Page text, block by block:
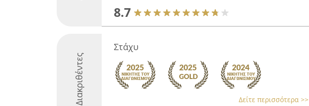
8.7
Διακριθέντες
Στάχυ
Δείτε περισσότερα >>